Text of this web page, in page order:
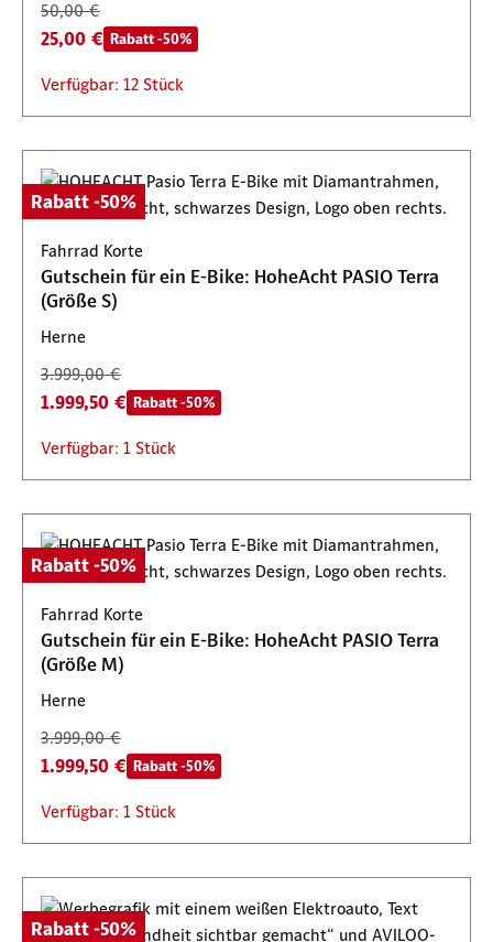
50,00 €
25,00 € Rabatt -50%
Verfügbar: 12 Stück
Rabatt -50%
Fahrrad Korte
Gutschein für ein E-Bike: HoheAcht PASIO Terra
(Größe S)
Herne
3.999,00 €
1.999,50 € Rabatt -50%
Verfügbar: 1 Stück
Rabatt -50%
Fahrrad Korte
Gutschein für ein E-Bike: HoheAcht PASIO Terra
(Größe M)
Herne
3.999,00 €
1.999,50 € Rabatt -50%
Verfügbar: 1 Stück
Rabatt -50%